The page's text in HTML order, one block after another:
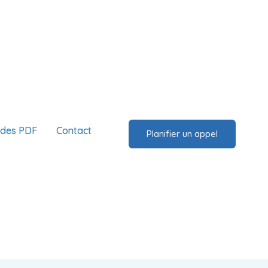
PDF Contact Planifier un appel